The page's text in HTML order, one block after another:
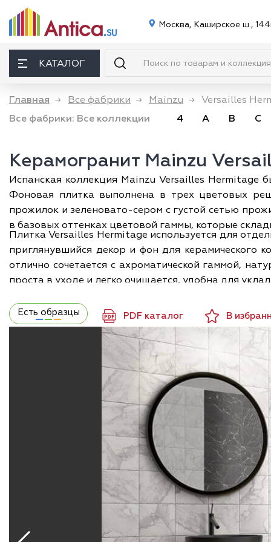
Москва, Каширское ш.,
КАТАЛОГ
Главная → Все фабрики → Mainzu → Versailles
Все фабрики: Все коллекции 4 A B C
Керамогранит Mainzu
Испанская коллекция Mainzu Versailles Hermitage
Фоновая плитка выполнена в трех цветовых
прожилок и зеленовато-сером с густой сетью
в базовых оттенках цветовой гаммы, которые
Плитка Versailles Hermitage используется для
приглянувшийся декор и фон для керамического
отлично сочетается с ахроматической гаммой,
проста в уходе и легко очищается, удобна для
Есть образцы PDF каталог В